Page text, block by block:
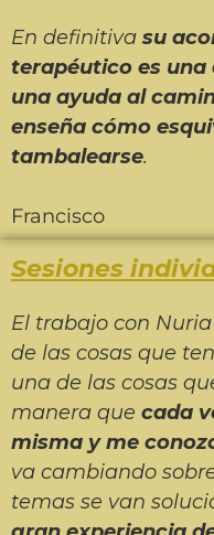
En definitiva su
terapéutico es una
una ayuda al
enseña cómo
tambalearse.
Francisco
Sesiones
El trabajo con
de las cosas que
una de las cosas
manera que cada
misma y me
va cambiando
temas se van